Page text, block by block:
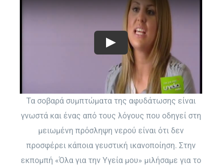
Τα σοβαρά συμπτώματα της αφυδάτωσης είναι
γνωστά και ένας από τους λόγους που οδηγεί στη
μειωμένη πρόσληψη νερού είναι ότι δεν
προσφέρει κάποια γευστική ικανοποίηση. Στην
εκπομπή «Όλα για την Υγεία μου» μιλήσαμε για το